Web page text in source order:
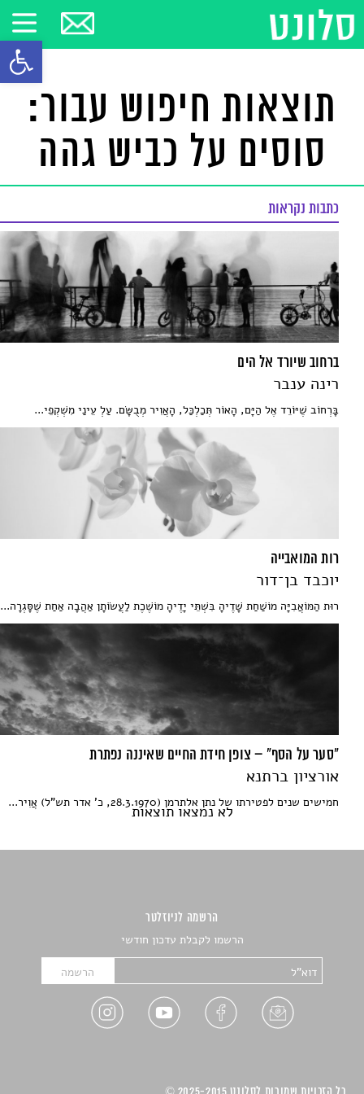
פתח
תוצאות חיפוש עבור:
סוסים על כביש גהה
כתבות נקראות
ברחוב שיורד אל הים
רינה ענבר
בָּרְחוֹב שֶׁיּוֹרֵד אֶל הַיָּם, הָאוֹר תְּכַלְכַּל, הָאֲוִיר מְבֻשָּׂם. עַלְ עֵינַי מִשְׁקְפֵי...
רות המואבייה
יוכבד בן־דור
רוּת הַמּוֹאֲבִיָּה מוֹשַׁחַת שָׁדֶיהָ בִּשְׁתֵּי יָדֶיהָ מוֹשֶׁכֶת לַעֲשׂוֹתָן אַהֲבָה אַחַת שֶׁסָּגְרָה...
"סער על הסף" – צופן חידת החיים שאיננה נפתרת
אורציון ברתנא
חמישים שנים לפטירתו של נתן אלתרמן (28.3.1970, כ' אדר תש"ל) אֲוִיר...
לא נמצאו תוצאות
הרשמה לניוזלטר
הרשמו לקבלת עדכון חודשי